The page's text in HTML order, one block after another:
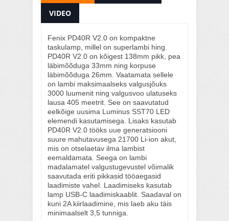
VIDEO
Fenix PD40R V2.0 on kompaktne
taskulamp, millel on superlambi hing.
PD40R V2.0 on kõigest 138mm pikk, pea
läbimõõduga 33mm ning korpuse
läbimõõduga 26mm. Vaatamata sellele
on lambi maksimaalseks valgusjõuks
3000 luumenit ning valgusvoo ulatuseks
lausa 405 meetrit. See on saavutatud
eelkõige uusima Luminus SST70 LED
elemendi kasutamisega. Lisaks kasutab
PD40R V2.0 tööks uue generatsiooni
suure mahutavusega 21700 Li-ion akut,
mis on otselaetav ilma lambist
eemaldamata. Seega on lambi
madalamatel valgustugevustel võimalik
saavutada eriti pikkasid tööaegasid
laadimiste vahel. Laadimiseks kasutab
lamp USB-C laadimiskaablit. Saadaval on
kuni 2A kiirlaadimine, mis laeb aku täis
minimaalselt 3,5 tunniga.